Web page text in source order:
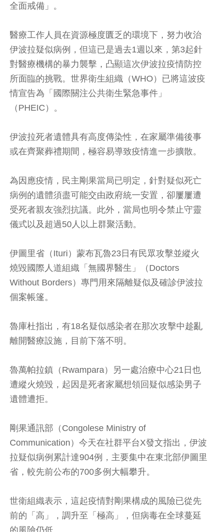
全面戒備」。
醫療工作人員在資源極度匱乏的環境下，努力收治
伊波拉疑似病例，但這已是過去1週以來，第3起針
對醫療機構的暴力襲擊，凸顯這次伊波拉疫情防控
所面臨的挑戰。世界衛生組織（WHO）已將這波疫
情宣告為「國際關注公共衛生緊急事件」
（PHEIC）。
伊波拉死者遺體具有高度傳染性，在家屬準備後事
或在齊聚葬禮期間，極容易導致疫情進一步擴散。
為因應疫情，民主剛果當局已明定，針對疑似死亡
病例的遺體須盡可能交由政府統一安置，卻屢屢遭
受死者親友強烈抗議。此外，當局也明令禁止守靈
儀式以及超過50人以上群聚活動。
伊圖里省（Ituri）蒙布瓦魯23日有民眾攻擊並縱火
燒毀國際人道組織「無國界醫生」（Doctors
Without Borders）專門用來隔離疑似及確診伊波拉
個案帳篷。
魯庫杜指出，有18名疑似感染者在那次攻擊中趁亂
離開醫療設施，目前下落不明。
魯萬帕拉鎮（Rwampara）另一處治療中心21日也
遭縱火燒毀，起因是死者家屬想領回疑似感染男子
遺體遭拒。
剛果通訊部（Congolese Ministry of
Communication）今天在社群平台X發文指出，伊波
拉疑似病例累計達904例，主要集中在東北部伊圖里
省，較先前公布的700多例大幅攀升。
世衛組織表示，這起疫情對剛果構成的風險已從先
前的「高」，調升至「極高」，但病毒在全球蔓延
的風險仍低。